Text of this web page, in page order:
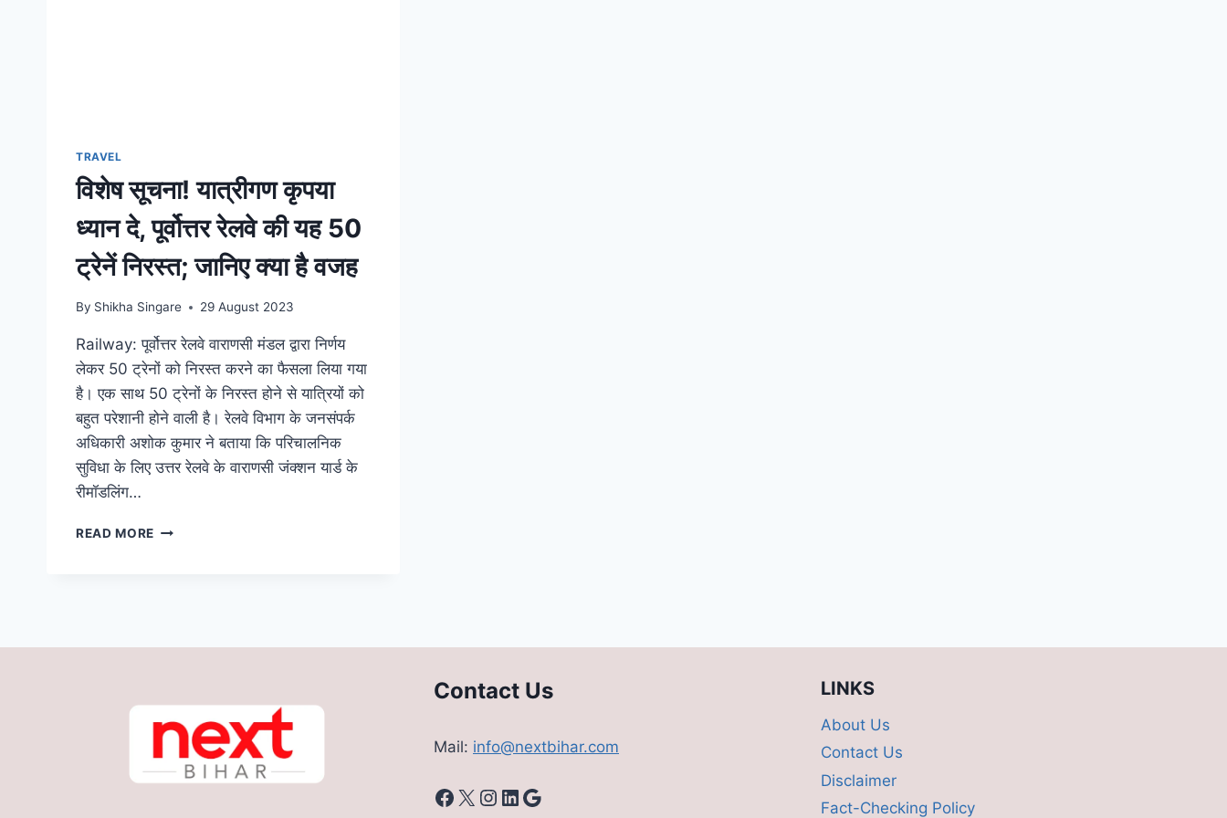
TRAVEL
विशेष सूचना! यात्रीगण कृपया
ध्यान दे, पूर्वोत्तर रेलवे की यह 50
ट्रेनें निरस्त; जानिए क्या है वजह
By Shikha Singare 29 August 2023
Railway: पूर्वोत्तर रेलवे वाराणसी मंडल द्वारा निर्णय
लेकर 50 ट्रेनों को निरस्त करने का फैसला लिया गया
है। एक साथ 50 ट्रेनों के निरस्त होने से यात्रियों को
बहुत परेशानी होने वाली है। रेलवे विभाग के जनसंपर्क
अधिकारी अशोक कुमार ने बताया कि परिचालनिक
सुविधा के लिए उत्तर रेलवे के वाराणसी जंक्शन यार्ड के
रीमॉडलिंग…
READ MORE विशेष
पूर्वोत्तर
50
ट्रेनें
निरस्त;
Contact Us
Mail: info@nextbihar.com
Facebook
X Instagram
LinkedIn
Google
LINKS
About Us
Contact Us
Disclaimer
Fact-Checking Policy